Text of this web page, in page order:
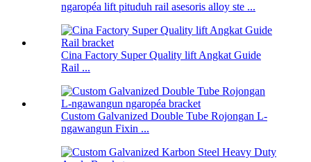
ngaropéa lift pituduh rail asesoris alloy ste ...
Cina Factory Super Quality lift Angkat Guide
Rail ...
Custom Galvanized Double Tube Rojongan L-
ngawangun Fixin ...